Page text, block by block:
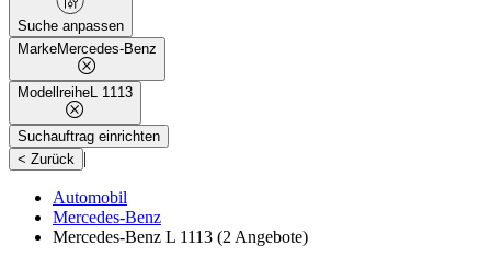
Suche anpassen
MarkeMercedes-Benz
ModellreiheL 1113
Suchauftrag einrichten
< Zurück |
Automobil
Mercedes-Benz
Mercedes-Benz L 1113 (2 Angebote)